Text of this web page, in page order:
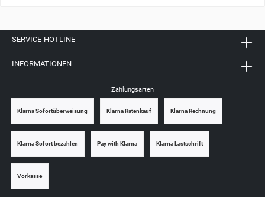
SERVICE-HOTLINE
INFORMATIONEN
Zahlungsarten
Klarna Sofortüberweisung Klarna Ratenkauf Klarna Rechnung
Klarna Sofort bezahlen Pay with Klarna Klarna Lastschrift
Vorkasse